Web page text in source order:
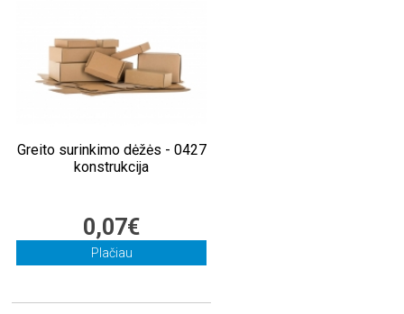
Greito surinkimo dėžės - 0427
konstrukcija
0,07€
Plačiau